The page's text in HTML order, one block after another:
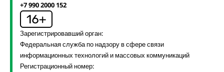
+7 990 2000 152
Зарегистрировавший орган:
Федеральная служба по надзору в сфере связи
информационных технологий и массовых коммуникаций
Регистрационный номер: